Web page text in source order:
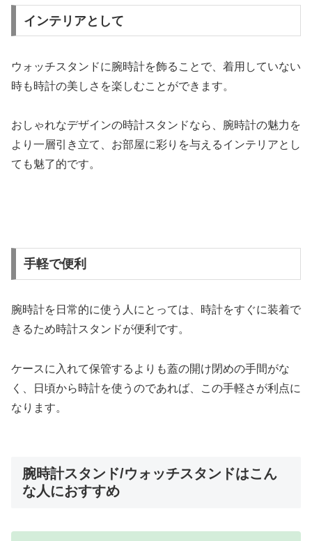
インテリアとして
ウォッチスタンドに腕時計を飾ることで、着用していない
時も時計の美しさを楽しむことができます。
おしゃれなデザインの時計スタンドなら、腕時計の魅力を
より一層引き立て、お部屋に彩りを与えるインテリアとし
ても魅了的です。
手軽で便利
腕時計を日常的に使う人にとっては、時計をすぐに装着で
きるため時計スタンドが便利です。
ケースに入れて保管するよりも蓋の開け閉めの手間がな
く、日頃から時計を使うのであれば、この手軽さが利点に
なります。
腕時計スタンド/ウォッチスタンドはこん
な人におすすめ